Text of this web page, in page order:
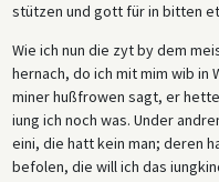
stützen und gott für in bitten
Wie ich nun die zyt by dem
hernach, do ich mit mim wib in
miner hußfrowen sagt, er
iung ich noch was. Under
eini, die hatt kein man; deren
befolen, die will ich das